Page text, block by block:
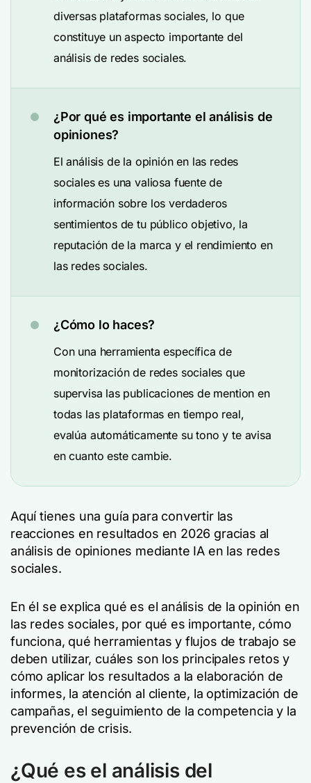
diversas plataformas sociales, lo que
constituye un aspecto importante del
análisis de redes sociales.
¿Por qué es importante el análisis de
opiniones?
El análisis de la opinión en las redes
sociales es una valiosa fuente de
información sobre los verdaderos
sentimientos de tu público objetivo, la
reputación de la marca y el rendimiento en
las redes sociales.
¿Cómo lo haces?
Con una herramienta específica de
monitorización de redes sociales que
supervisa las publicaciones de mention en
todas las plataformas en tiempo real,
evalúa automáticamente su tono y te avisa
en cuanto este cambie.
Aquí tienes una guía para convertir las
reacciones en resultados en 2026 gracias al
análisis de opiniones mediante IA en las redes
sociales.
En él se explica qué es el análisis de la opinión en
las redes sociales, por qué es importante, cómo
funciona, qué herramientas y flujos de trabajo se
deben utilizar, cuáles son los principales retos y
cómo aplicar los resultados a la elaboración de
informes, la atención al cliente, la optimización de
campañas, el seguimiento de la competencia y la
prevención de crisis.
¿Qué es el análisis del